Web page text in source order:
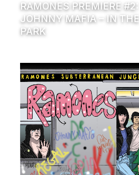
RAMONES PREMIERE #2:
JOHNNY MAFIA – IN THE
PARK